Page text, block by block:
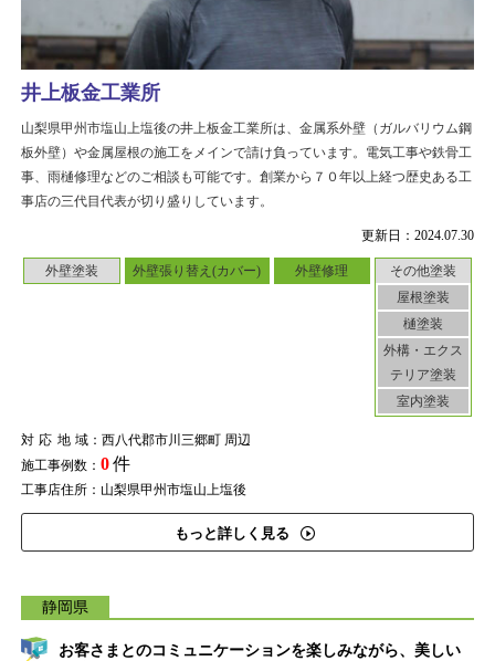
更新日：2024.07.30
外壁塗装 外壁張り替え(カバー) 外壁修理
その他塗装
屋根塗装
樋塗装
外構・エクス
テリア塗装
室内塗装
対応地域：西八代郡市川三郷町 周辺
施工事例数： 0件
工事店住所：山梨県甲州市塩山上塩後
もっと詳しく見る
井上板金工業所
山梨県甲州市塩山上塩後の井上板金工業所は、金属系外壁（ガルバリウム鋼
板外壁）や金属屋根の施工をメインで請け負っています。電気工事や鉄骨工
事、雨樋修理などのご相談も可能です。創業から７０年以上経つ歴史ある工
事店の三代目代表が切り盛りしています。
静岡県
お客さまとのコミュニケーションを楽しみながら、美しい